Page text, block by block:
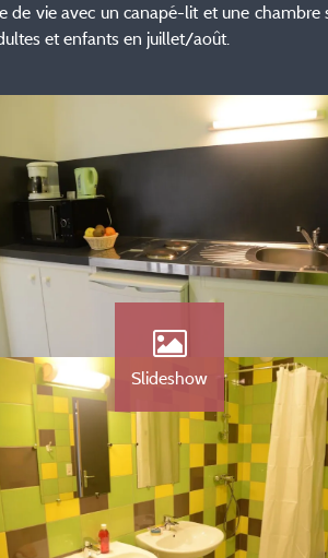
vie avec un canapé-lit et une
et enfants en juillet/août.
Slideshow